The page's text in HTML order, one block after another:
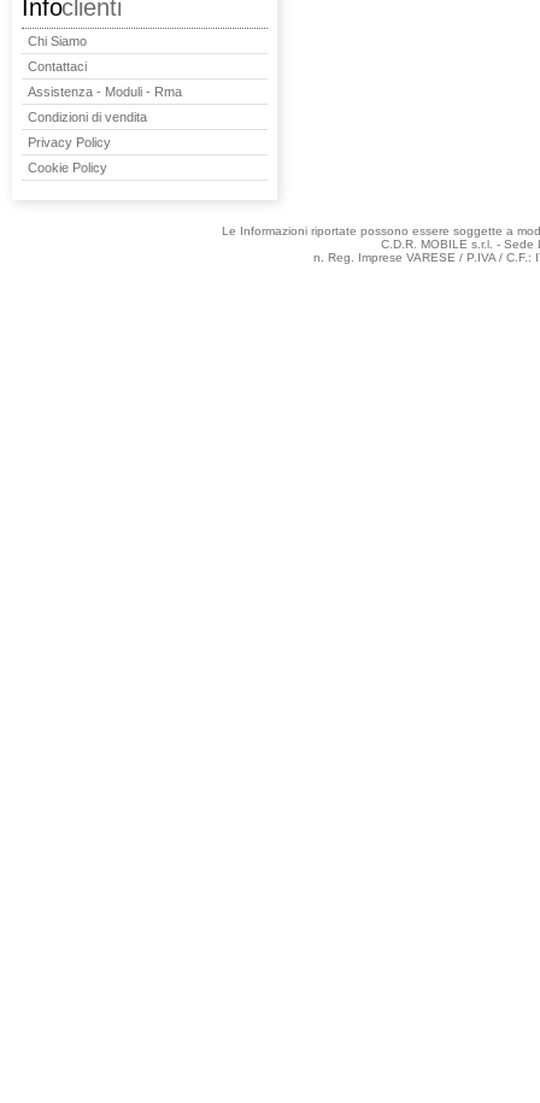
Infoclienti
Chi Siamo
Contattaci
Assistenza - Moduli - Rma
Condizioni di vendita
Privacy Policy
Cookie Policy
Le Informazioni riportate possono essere soggette a
C.D.R. MOBILE s.r.l. -
n. Reg. Imprese VARESE / P.IVA /